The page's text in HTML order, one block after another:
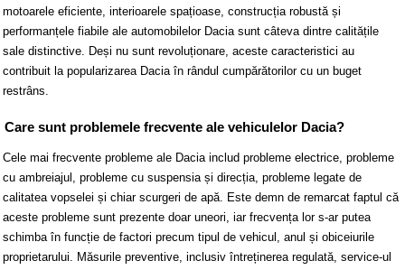
motoarele eficiente, interioarele spațioase, construcția robustă și
performanțele fiabile ale automobilelor Dacia sunt câteva dintre calitățile
sale distinctive. Deși nu sunt revoluționare, aceste caracteristici au
contribuit la popularizarea Dacia în rândul cumpărătorilor cu un buget
restrâns.
Care sunt problemele frecvente ale vehiculelor Dacia?
Cele mai frecvente probleme ale Dacia includ probleme electrice, probleme
cu ambreiajul, probleme cu suspensia și direcția, probleme legate de
calitatea vopselei și chiar scurgeri de apă. Este demn de remarcat faptul că
aceste probleme sunt prezente doar uneori, iar frecvența lor s-ar putea
schimba în funcție de factori precum tipul de vehicul, anul și obiceiurile
proprietarului. Măsurile preventive, inclusiv întreținerea regulată, service-ul